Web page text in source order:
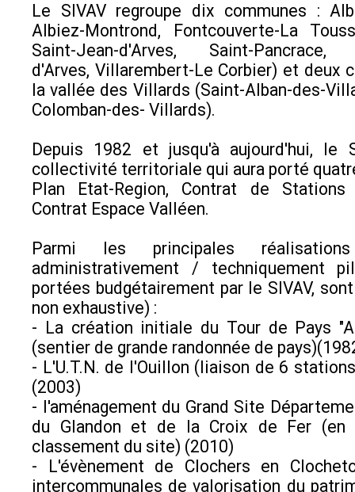
Le SIVAV regroupe dix communes :
Albiez-Montrond, Fontcouverte-La
Saint-Jean-d'Arves, Saint-Pancrace,
d'Arves, Villarembert-Le Corbier) et deux
la vallée des Villards (Saint-Alban-des-
Colomban-des- Villards).
Depuis 1982 et jusqu'à aujourd'hui, le
collectivité territoriale qui aura porté
Plan Etat-Region, Contrat de
Contrat Espace Valléen.
Parmi les principales
administrativement / techniquement
portées budgétairement par le SIVAV,
non exhaustive) :
- La création initiale du Tour de Pays
(sentier de grande randonnée de
- L'U.T.N. de l'Ouillon (liaison de 6
(2003)
- l'aménagement du Grand Site
du Glandon et de la Croix de Fer
classement du site) (2010)
- L'évènement de Clochers en
intercommunales de valorisation du